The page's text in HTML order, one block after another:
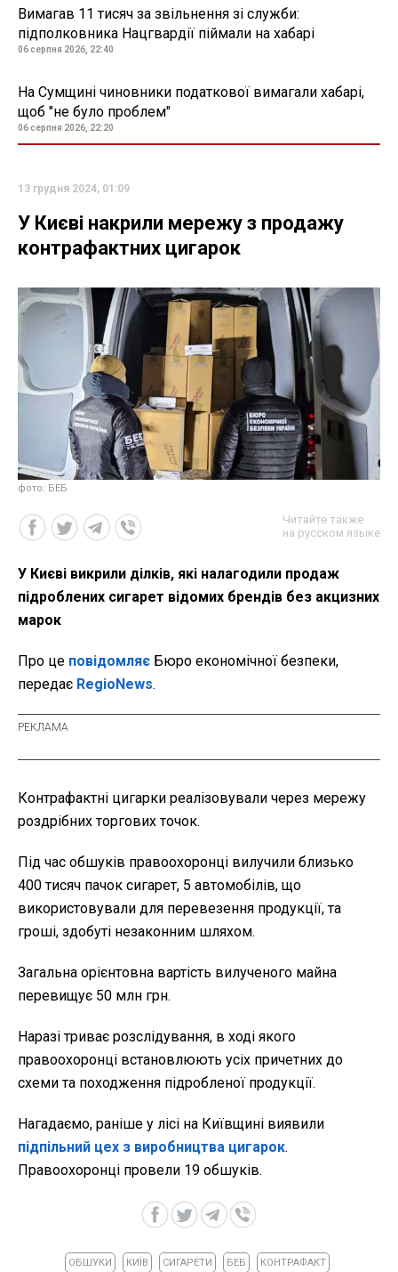
Вимагав 11 тисяч за звільнення зі служби:
підполковника Нацгвардії піймали на хабарі
06 серпня 2026, 22:40
На Сумщині чиновники податкової вимагали хабарі,
щоб "не було проблем"
06 серпня 2026, 22:20
13 грудня 2024, 01:09
У Києві накрили мережу з продажу
контрафактних цигарок
фото: БЕБ
Читайте также
на русском языке
У Києві викрили ділків, які налагодили продаж
підроблених сигарет відомих брендів без акцизних
марок
Про це повідомляє Бюро економічної безпеки,
передає RegioNews.
Контрафактні цигарки реалізовували через мережу
роздрібних торгових точок.
Під час обшуків правоохоронці вилучили близько
400 тисяч пачок сигарет, 5 автомобілів, що
використовували для перевезення продукції, та
гроші, здобуті незаконним шляхом.
Загальна орієнтовна вартість вилученого майна
перевищує 50 млн грн.
Наразі триває розслідування, в ході якого
правоохоронці встановлюють усіх причетних до
схеми та походження підробленої продукції.
Нагадаємо, раніше у лісі на Київщині виявили
підпільний цех з виробництва цигарок.
Правоохоронці провели 19 обшуків.
ОБШУКИ КИЇВ СИГАРЕТИ БЕБ КОНТРАФАКТ